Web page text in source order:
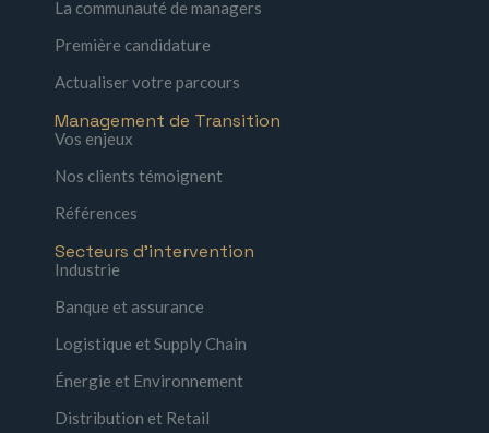
La communauté de managers
Première candidature
Actualiser votre parcours
Management de Transition
Vos enjeux
Nos clients témoignent
Références
Secteurs d'intervention
Industrie
Banque et assurance
Logistique et Supply Chain
Énergie et Environnement
Distribution et Retail